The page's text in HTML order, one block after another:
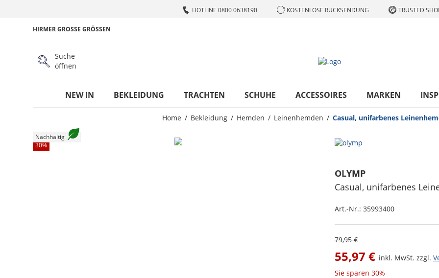
HOTLINE 0800 0638190 KOSTENLOSE RÜCKSENDUNG TRUSTED
HIRMER GROSSE GRÖSSEN
Suche
öffnen
NEW IN BEKLEIDUNG TRACHTEN SCHUHE ACCESSOIRES MARKEN
Home Bekleidung Hemden Leinenhemden Casual, unifarbenes
30%
Nachhaltig
OLYMP
Casual, unifarbenes
Art.-Nr.: 35993400
79,95 €
55,97 € inkl. MwSt. zzgl.
Sie sparen 30%